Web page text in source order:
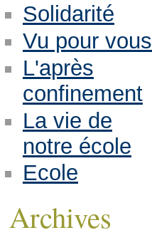
Solidarité
Vu pour vous
L'après
confinement
La vie de
notre école
Ecole
Archives